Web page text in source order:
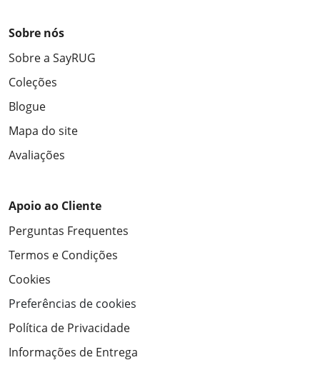
Sobre nós
Sobre a SayRUG
Coleções
Blogue
Mapa do site
Avaliações
Apoio ao Cliente
Perguntas Frequentes
Termos e Condições
Cookies
Preferências de cookies
Política de Privacidade
Informações de Entrega